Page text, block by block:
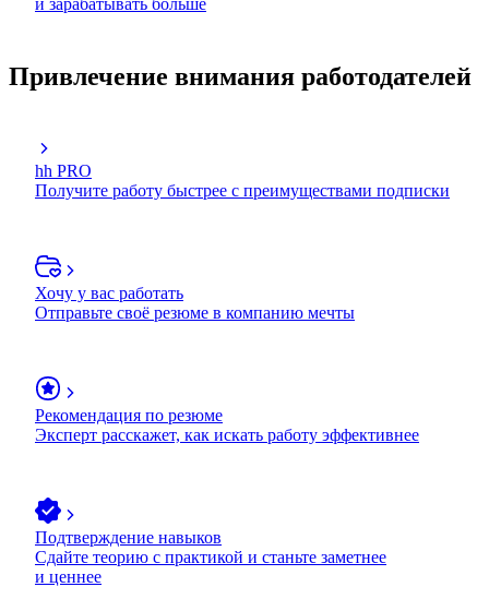
Привлечение внимания работодателей
hh PRO
Получите работу быстрее с преимуществами подписки
Хочу у вас работать
Отправьте своё резюме в компанию мечты
Рекомендация по резюме
Эксперт расскажет, как искать работу эффективнее
Подтверждение навыков
Сдайте теорию с практикой и станьте заметнее
и ценнее